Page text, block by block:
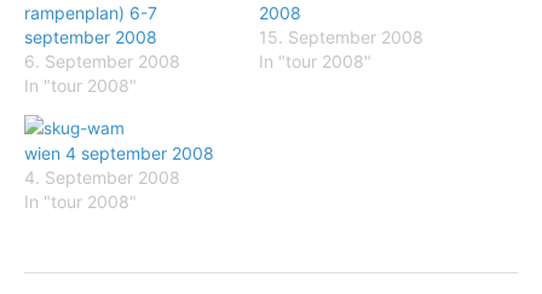
rampenplan) 6-7
september 2008
6. September 2008
In "tour 2008"
2008
15. September 2008
In "tour 2008"
wien 4 september 2008
4. September 2008
In "tour 2008"